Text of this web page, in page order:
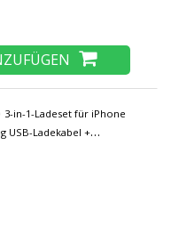
3-in-1-Ladeset für iPhone
USB-Ladekabel +
+ Autoladegerät